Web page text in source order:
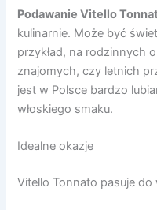
Podawanie Vitello
kulinarnie. Może być
przykład, na rodzinnych
znajomych, czy letnich
jest w Polsce bardzo
włoskiego smaku.
Idealne okazje
Vitello Tonnato pasuje do